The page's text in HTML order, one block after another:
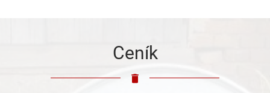
Ceník